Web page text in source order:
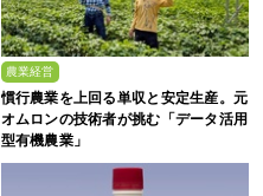
農業経営
慣行農業を上回る単収と安定生産。元
オムロンの技術者が挑む「データ活用
型有機農業」